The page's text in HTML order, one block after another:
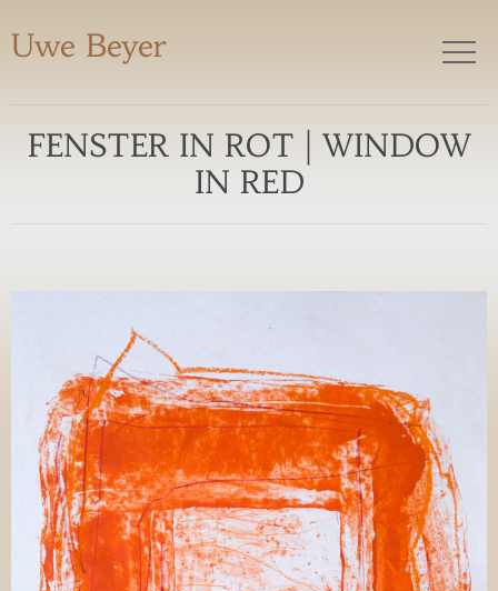
Uwe Beyer
FENSTER IN ROT | WINDOW
IN RED